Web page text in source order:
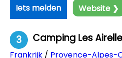
Iets melden Website ❯
3 Camping Les
Frankrijk / Provence-Alpes-